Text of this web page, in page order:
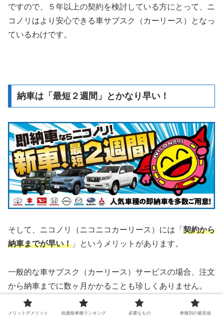
ですので、５年以上の契約を検討している方にとって、ニ
コノリはより安心できる車サブスク（カーリース）となっ
ているわけです。
納車は「最短２週間」とかなり早い！
そして、ニコノリ（ニコニコカーリース）には「 契約から
納車までが早い！ 」というメリットがあります。
一般的な車サブスク（カーリース）サービスの場合、注文
から納車までに数ヶ月かかることも珍しくありません。
しかし、ニコノリでは“最短で2週間（新車）”という、驚
メリットデメリット 低価格車種ランキング 必要なもの 車種別の最安値